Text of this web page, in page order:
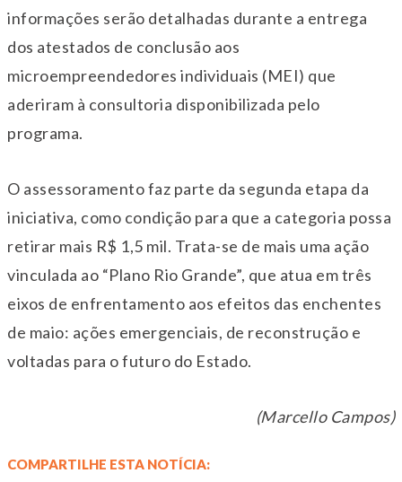
informações serão detalhadas durante a entrega
dos atestados de conclusão aos
microempreendedores individuais (MEI) que
aderiram à consultoria disponibilizada pelo
programa.
O assessoramento faz parte da segunda etapa da
iniciativa, como condição para que a categoria possa
retirar mais R$ 1,5 mil. Trata-se de mais uma ação
vinculada ao “Plano Rio Grande”, que atua em três
eixos de enfrentamento aos efeitos das enchentes
de maio: ações emergenciais, de reconstrução e
voltadas para o futuro do Estado.
(Marcello Campos)
COMPARTILHE ESTA NOTÍCIA: